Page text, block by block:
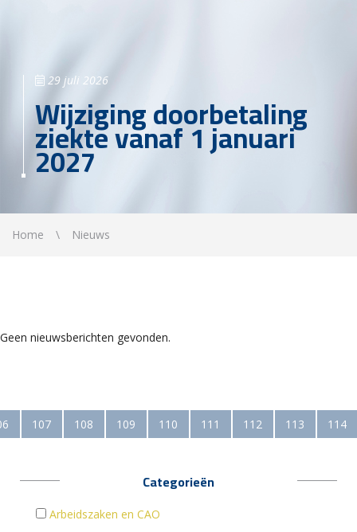
29 juli 2026
Wijziging doorbetaling
ziekte vanaf 1 januari
2027
Home Nieuws
Geen nieuwsberichten gevonden.
107 108 109 110 111 112 113 114
Categorieën
Arbeidszaken en CAO